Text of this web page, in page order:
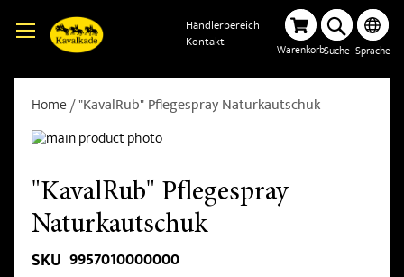
Händlerbereich
Kontakt
Sprache
WarenkorbSuche
Home "KavalRub" Pflegespray Naturkautschuk
"KavalRub" Pflegespray
Naturkautschuk
SKU 9957010000000